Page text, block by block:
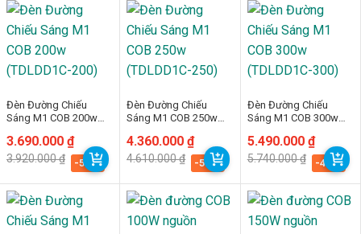
Đèn Đường Chiếu
Sáng M1 COB 200w
3.920.000₫
Giá
gốc
là:
3.690.000 ₫
Giá
hiện
tại
3.690.000 ₫.
-5.9%
Đèn Đường Chiếu
Sáng M1 COB 250w
4.610.000₫
Giá
gốc
là:
4.360.000₫
Giá
hiện
tại
4.360.000 ₫.
-5.4%
Đèn Đường Chiếu
Sáng M1 COB 300w
5.740.000₫
Giá
gốc
là:
5.490.000 ₫
Giá
hiện
tại
5.490.000 ₫.
-4.4%